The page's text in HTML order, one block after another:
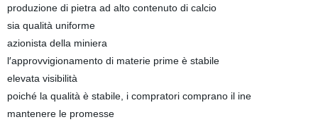
produzione di pietra ad alto contenuto di calcio
sia qualità uniforme
azionista della miniera
l′approvvigionamento di materie prime è stabile
elevata visibilità
poiché la qualità è stabile, i compratori comprano il ine
mantenere le promesse